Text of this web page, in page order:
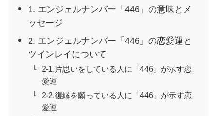
1. エンジェルナンバー「446」の意味とメ
ッセージ
2. エンジェルナンバー「446」の恋愛運と
ツインレイについて
2-1.片思いをしている人に「446」が示す恋
愛運
2-2.復縁を願っている人に「446」が示す恋
愛運